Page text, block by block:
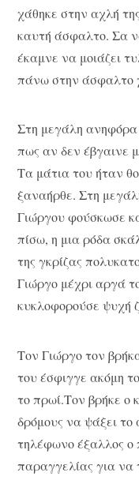
χάθηκε στην αχλή
καυτή άσφαλτο. Σα
έκαμνε να μοιάζει
πάνω στην άσφαλτο
Στη μεγάλη
πως αν δεν έβγαινε
Τα μάτια του ήταν
ξαναήρθε. Στη
Γιώργου φούσκωσε
πίσω, η μια ρόδα
της γκρίζας
Γιώργο μέχρι αργά
κυκλοφορούσε ψυχή
Τον Γιώργο τον
του έσφιγγε ακόμη
το πρωί.Τον βρήκε ο
δρόμους να ψάξει
τηλέφωνο έξαλλος ο
παραγγελίας για να